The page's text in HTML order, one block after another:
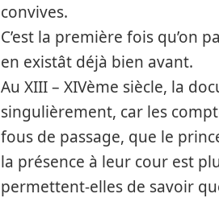
convives.
C’est la première fois qu’on
en existât déjà bien avant.
Au XIII – XIVème siècle, la
singulièrement, car les
fous de passage, que le
la présence à leur cour est
permettent-elles de savoir